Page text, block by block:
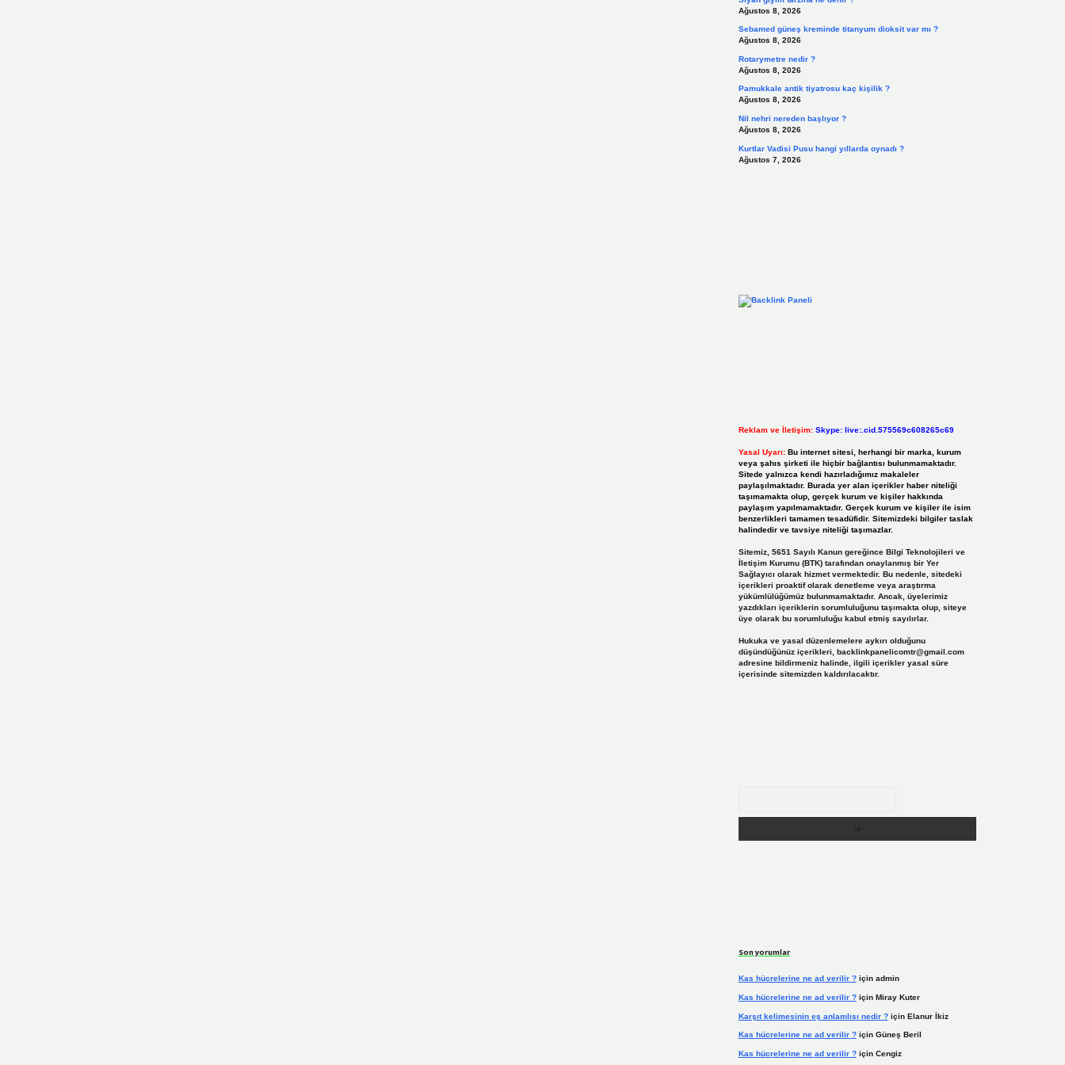
Ağustos 8, 2026
Sebamed güneş kreminde titanyum dioksit var mı ?
Ağustos 8, 2026
Rotarymetre nedir ?
Ağustos 8, 2026
Pamukkale antik tiyatrosu kaç kişilik ?
Ağustos 8, 2026
Nil nehri nereden başlıyor ?
Ağustos 8, 2026
Kurtlar Vadisi Pusu hangi yıllarda oynadı ?
Ağustos 7, 2026
Reklam ve İletişim: Skype: live:.cid.575569c608265c69
Yasal Uyarı: Bu internet sitesi, herhangi bir marka, kurum
veya şahıs şirketi ile hiçbir bağlantısı bulunmamaktadır.
Sitede yalnızca kendi hazırladığımız makaleler
paylaşılmaktadır. Burada yer alan içerikler haber niteliği
taşımamakta olup, gerçek kurum ve kişiler hakkında
paylaşım yapılmamaktadır. Gerçek kurum ve kişiler ile isim
benzerlikleri tamamen tesadüfidir. Sitemizdeki bilgiler taslak
halindedir ve tavsiye niteliği taşımazlar.
Sitemiz, 5651 Sayılı Kanun gereğince Bilgi Teknolojileri ve
İletişim Kurumu (BTK) tarafından onaylanmış bir Yer
Sağlayıcı olarak hizmet vermektedir. Bu nedenle, sitedeki
içerikleri proaktif olarak denetleme veya araştırma
yükümlülüğümüz bulunmamaktadır. Ancak, üyelerimiz
yazdıkları içeriklerin sorumluluğunu taşımakta olup, siteye
üye olarak bu sorumluluğu kabul etmiş sayılırlar.
Hukuka ve yasal düzenlemelere aykırı olduğunu
düşündüğünüz içerikleri, backlinkpanelicomtr@gmail.com
adresine bildirmeniz halinde, ilgili içerikler yasal süre
içerisinde sitemizden kaldırılacaktır.
Son yorumlar
Kas hücrelerine ne ad verilir ?için admin
Kas hücrelerine ne ad verilir ?için Miray Kuter
Karşıt kelimesinin eş anlamlısı nedir ?için Elanur İkiz
Kas hücrelerine ne ad verilir ?için Güneş Beril
Kas hücrelerine ne ad verilir ?için Cengiz